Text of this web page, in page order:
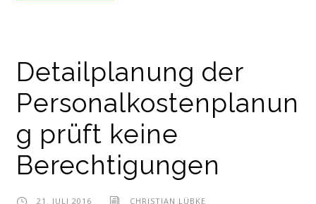
Detailplanung der
Personalkostenplanun
g prüft keine
Berechtigungen
21. JULI 2016
CHRISTIAN LÜBKE